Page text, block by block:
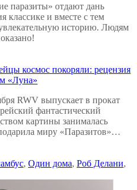
паразиты» отдают дань
классике и вместе с тем
историю. Людям
космос покоряли: рецензия
«Луна»
RWV выпускает в прокат
фантастический
картины занималась
миру «Паразитов»…
, Один дома, Роб Делани,